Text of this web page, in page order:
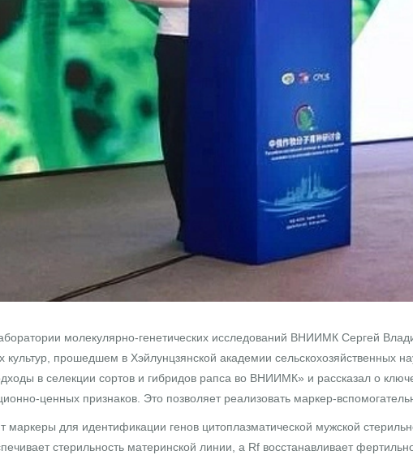
молекулярно-генетических исследований ВНИИМК Сергей
культур, прошедшем в Хэйлунцзянской академии
в селекции сортов и гибридов рапса во ВНИИМК» и рассказал о
признаков. Это позволяет реализовать
для идентификации генов цитоплазматической мужской
стерильность материнской линии, а Rf восстанавливает